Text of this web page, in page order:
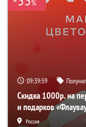
%
09:39:59
Скидка 1000р. на
и подарков
Россия